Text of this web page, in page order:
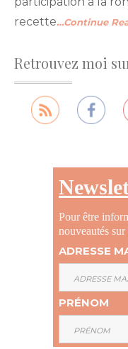
recette…Continue
Retrouvez moi
Pour être
nouveautés
ADRESSE
PRÉNOM